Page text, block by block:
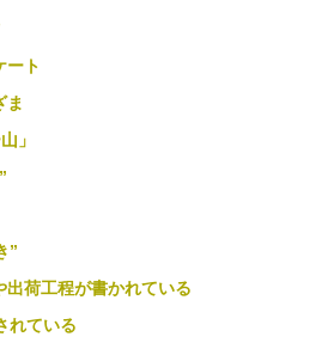
ート
ま
」
”
出荷工程が書かれている
れている